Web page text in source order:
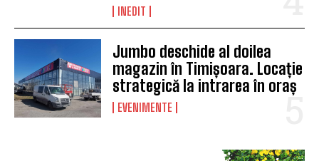
INEDIT
Jumbo deschide al doilea
magazin în Timișoara. Locație
strategică la intrarea în oraș
EVENIMENTE